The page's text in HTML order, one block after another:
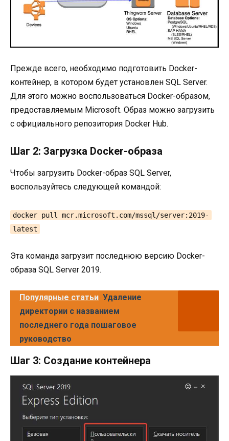
Прежде всего, необходимо подготовить Docker-
контейнер, в котором будет установлен SQL Server.
Для этого можно воспользоваться Docker-образом,
предоставляемым Microsoft. Образ можно загрузить
с официального репозитория Docker Hub.
Шаг 2: Загрузка Docker-образа
Чтобы загрузить Docker-образ SQL Server,
воспользуйтесь следующей командой:
docker pull mcr.microsoft.com/mssql/server:2019-
latest
Эта команда загрузит последнюю версию Docker-
образа SQL Server 2019.
Популярные статьи Удаление
директории с названием
последнего года пошаговое
руководство
Шаг 3: Создание контейнера